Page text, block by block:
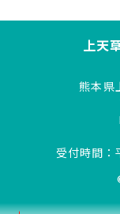
上天
熊本県
受付時間